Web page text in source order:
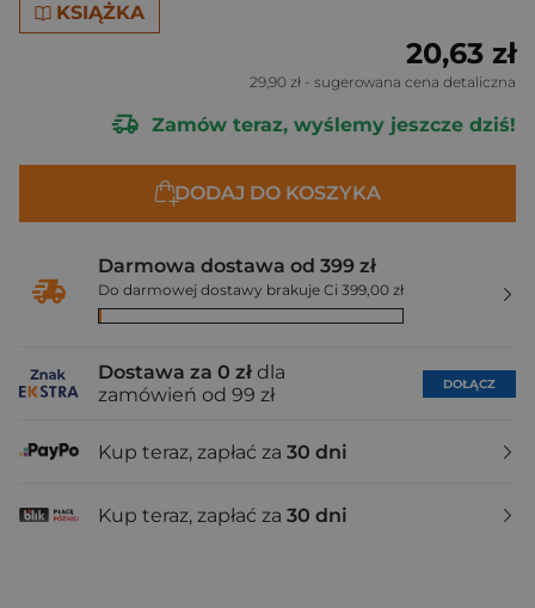
KSIĄŻKA
20,63 zł
29,90 zł - sugerowana cena detaliczna
Zamów teraz, wyślemy jeszcze dziś!
DODAJ DO KOSZYKA
Darmowa dostawa od 399 zł
Do darmowej dostawy brakuje Ci 399,00 zł
Dostawa za 0 zł dla
zamówień od 99 zł
DOŁĄCZ
Kup teraz, zapłać za 30 dni
Kup teraz, zapłać za 30 dni